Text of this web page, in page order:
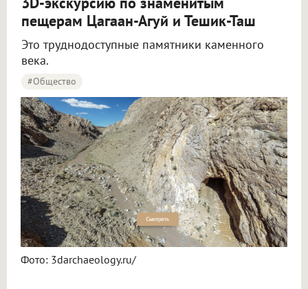
пещерам Цагаан-Агуй и Тешик-Таш
Это труднодоступные памятники каменного
века.
#Общество
Фото: 3darchaeology.ru/